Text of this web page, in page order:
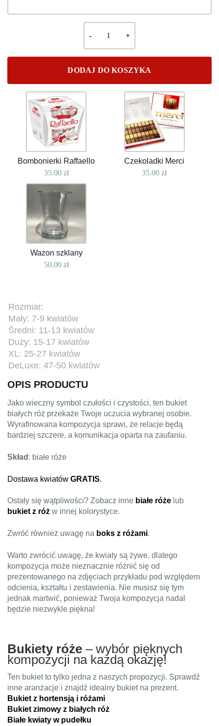
DODAJ DO KOSZYKA
Bombonierki Raffaello
35.00 zł
Czekoladki Merci
35.00zł
Wazon szklany
50.00 zł
Rozmiar:
Mały: 7-9 kwiatów
Średni: 11-13 kwiatów
Duży: 15-17 kwiatów
XL: 25-27 kwiatów
DeLuxe: 47-50 kwiatów
OPIS PRODUCTU
Jako wieczny symbol czułości i czystości, ten bukiet
białych róż przekaże Twoje uczucia wybranej osobie.
Wyrafinowana kompozycja sprawi, że relacje będą
bardziej szczere, a komunikacja oparta na zaufaniu.
Skład : białe róże
Dostawa kwiatów GRATIS.
Ostały się wątpliwości? Zobacz inne białe róże lub
bukiet z róż w innej kolorystyce.
Zwróć również uwagę na boks z różami.
Warto zwrócić uwagę, że kwiaty są żywe, dlatego
kompozycja może nieznacznie różnić się od
prezentowanego na zdjęciach przykładu pod względem
odcienia, kształtu i zestawienia. Nie musisz się tym
jednak martwić, ponieważ Twoja kompozycja nadal
będzie niezwykle piękna!
Bukiety róże – wybór pięknych
kompozycji na każdą okazję!
Ten bukiet to tylko jedna z naszych propozycji. Sprawdź
inne aranżacje i znajdź idealny bukiet na prezent.
Bukiet z hortensją i różami
Bukiet zimowy z białych róż
Białe kwiaty w pudełku